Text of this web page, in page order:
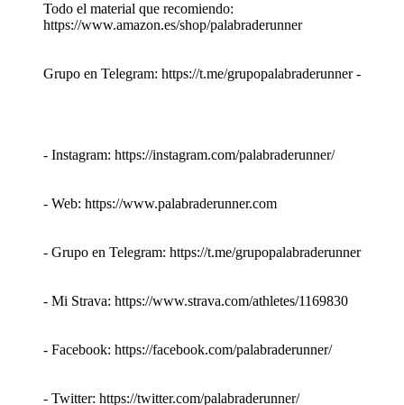
Todo el material que recomiendo:
https://www.amazon.es/shop/palabraderunner
Grupo en Telegram: https://t.me/grupopalabraderunner -
- Instagram: https://instagram.com/palabraderunner/
- Web: https://www.palabraderunner.com
- Grupo en Telegram: https://t.me/grupopalabraderunner
- Mi Strava: https://www.strava.com/athletes/1169830
- Facebook: https://facebook.com/palabraderunner/
- Twitter: https://twitter.com/palabraderunner/